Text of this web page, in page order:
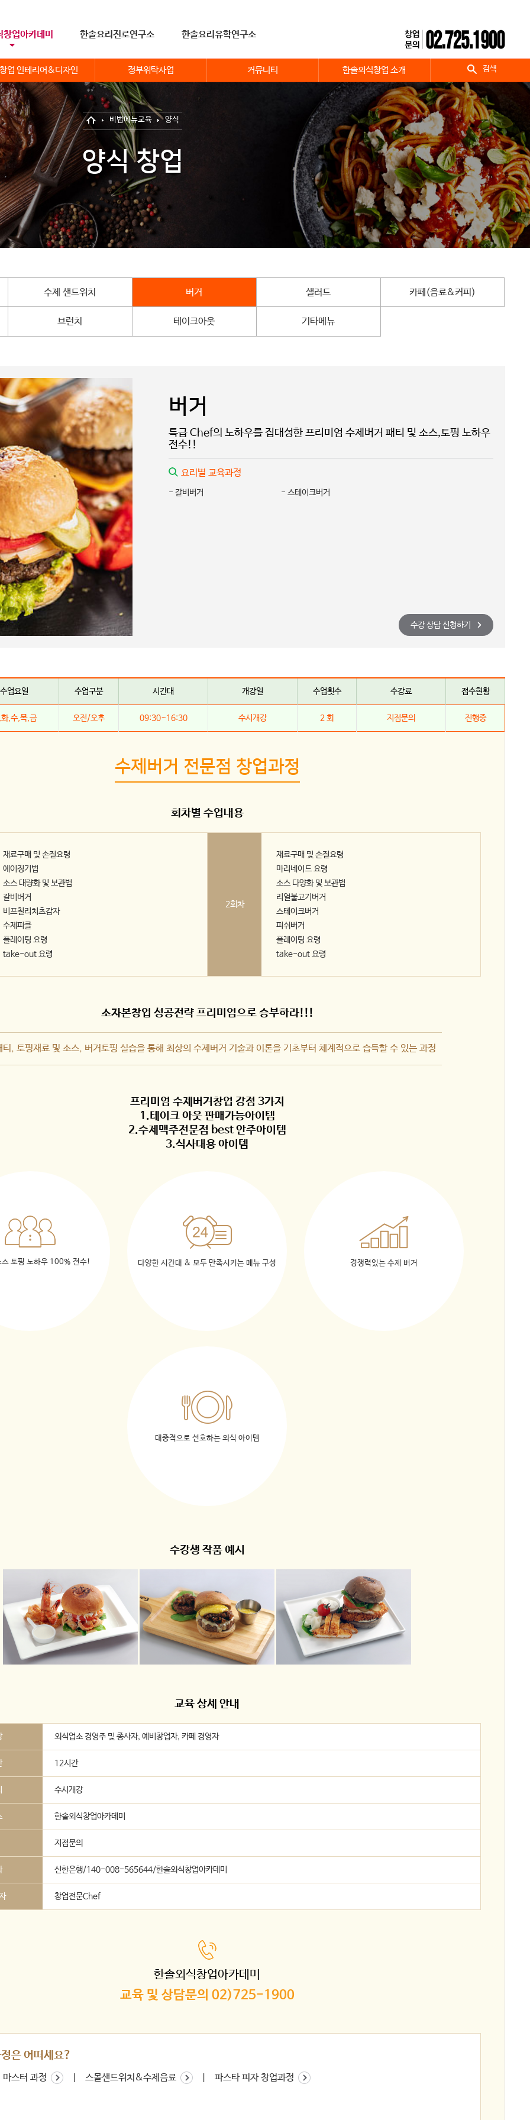
업아카데미 한솔요리진로연구소 한솔요리유학연구소
검색
창업 인테리어&디자인 정부위탁사업 커뮤니티 한솔외식창업 소개
비법메뉴교육 양식
양식 창업
수제 샌드위치 버거 샐러드 카페(음료&커피)
브런치 테이크아웃 기타메뉴
버거
특급 Chef의 노하우를 집대성한 프리미엄 수제버거 패티 및 소스,토핑 노하우
전수!!
요리별 교육과정
- 갈비버거 - 스테이크버거
수강 상담 신청하기
수업요일 수업구분 시간대 개강일 수업횟수 수강료 접수현황
,수,목,금 오전/오후 09:30~16:30 수시개강 2 회 지점문의 진행중
수제버거 전문점 창업과정
회차별 수업내용
재료구매 및 손질요령
에이징기법
소스 대량화 및 보관법
갈비버거
비프칠리치츠감자
수제피클
플레이팅 요령
take-out 요령
2회차
재료구매 및 손질요령
마리네이드 요령
소스 다양화 및 보관법
리얼불고기버거
스테이크버거
피쉬버거
플레이팅 요령
take-out 요령
소자본창업 성공전략 프리미엄으로 승부하라!!!
티, 토핑재료 및 소스, 버거토핑 실습을 통해 최상의 수제버거 기술과 이론을 기초부터 체계적으로 습득할 수 있는 과정
프리미엄 수제버거창업 강점 3가지
1.테이크 아웃 판매가능아이템
2.수제맥주전문점 best 안주아이템
3.식사대용 아이템
스 토핑 노하우 100% 전수! 다양한 시간대 & 모두 만족시키는 메뉴 구성 경쟁력있는 수제 버거
대중적으로 선호하는 외식 아이템
수강생 작품 예시
교육 상세 안내
외식업소 경영주 및 종사자, 예비창업자, 카페 경영자
12시간
수시개강
한솔외식창업아카데미
지점문의
신한은행/140-008-565644/한솔외식창업아카데미
창업전문Chef
한솔외식창업아카데미
교육 및 상담문의 02)725-1900
은 어떠세요?
스터 과정 스몰샌드위치&수제음료 파스타 피자 창업과정